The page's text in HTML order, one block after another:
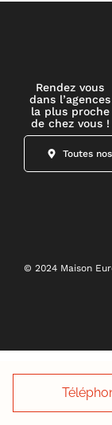
Rendez vous
dans l’agences
la plus proche
de chez vous !
Toutes
© 2024 Maison